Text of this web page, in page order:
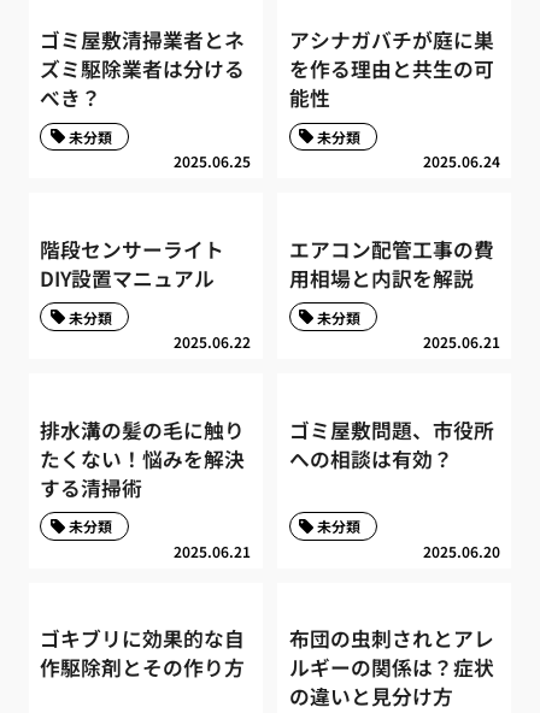
ゴミ屋敷清掃業者とネ
ズミ駆除業者は分ける
べき？
2025.06.25
未分類
アシナガバチが庭に巣
を作る理由と共生の可
能性
2025.06.24
未分類
階段センサーライト
DIY設置マニュアル
2025.06.22
未分類
エアコン配管工事の費
用相場と内訳を解説
2025.06.21
未分類
排水溝の髪の毛に触り
たくない！悩みを解決
する清掃術
2025.06.21
未分類
ゴミ屋敷問題、市役所
への相談は有効？
2025.06.20
未分類
ゴキブリに効果的な自
作駆除剤とその作り方
布団の虫刺されとアレ
ルギーの関係は？症状
の違いと見分け方